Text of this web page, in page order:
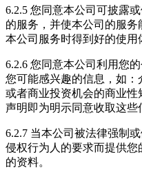
6.2.5 您同意本公司可披露
的服务，并使本公司的服
本公司服务时得到好的使用
6.2.6 您同意本公司利用您
您可能感兴趣的信息，如
或者商业投资机会的商业
声明即为明示同意收取这些
6.2.7 当本公司被法律强制
侵权行为人的要求而提供
的资料。